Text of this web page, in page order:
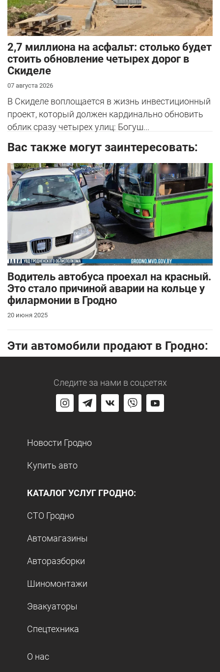
2,7 миллиона на асфальт: столько будет
стоить обновление четырех дорог в
Скиделе
07 августа 2026
В Скиделе воплощается в жизнь инвестиционный
проект, который должен кардинально обновить
облик сразу четырех улиц: Богуш...
Вас также могут заинтересовать:
Водитель автобуса проехал на красный.
Это стало причиной аварии на кольце у
филармонии в Гродно
20 июня 2025
Эти автомобили продают в Гродно:
Следите за нами в соцсетях
Новости Гродно
Купить авто
КАТАЛОГ УСЛУГ ГРОДНО:
СТО Гродно
Автомагазины
Авторазборки
Шиномонтажи
Эвакуаторы
Спецтехника
О нас